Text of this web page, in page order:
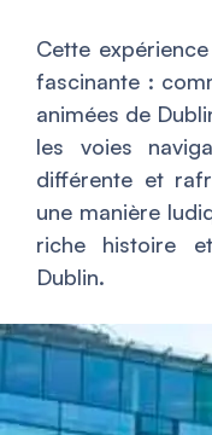
Cette
fascinante :
animées de
les voies
différente et
une manière
riche histoire
Dublin.